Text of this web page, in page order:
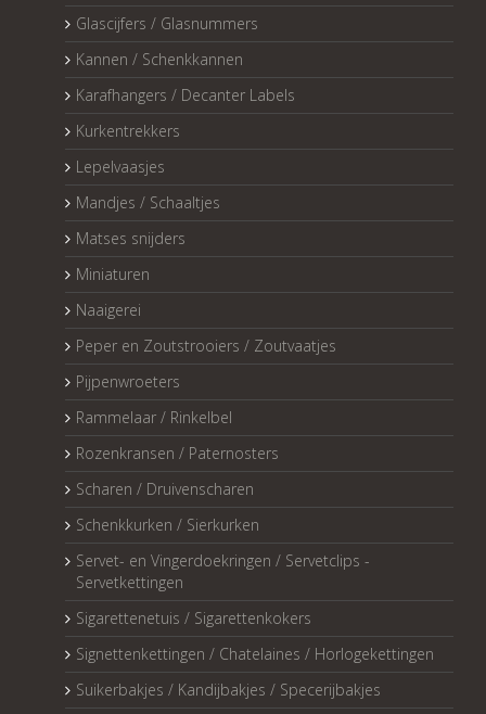
Glascijfers / Glasnummers
Kannen / Schenkkannen
Karafhangers / Decanter Labels
Kurkentrekkers
Lepelvaasjes
Mandjes / Schaaltjes
Matses snijders
Miniaturen
Naaigerei
Peper en Zoutstrooiers / Zoutvaatjes
Pijpenwroeters
Rammelaar / Rinkelbel
Rozenkransen / Paternosters
Scharen / Druivenscharen
Schenkkurken / Sierkurken
Servet- en Vingerdoekringen / Servetclips -
Servetkettingen
Sigarettenetuis / Sigarettenkokers
Signettenkettingen / Chatelaines / Horlogekettingen
Suikerbakjes / Kandijbakjes / Specerijbakjes